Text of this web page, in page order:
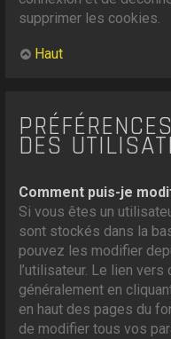
supprimer les cookies.
Haut
DES
Comment puis-je
Si vous êtes un
sont stockés dans la
pouvez les modifier
l’utilisateur. Le lien
généralement en
en haut des pages du
de modifier tous vos